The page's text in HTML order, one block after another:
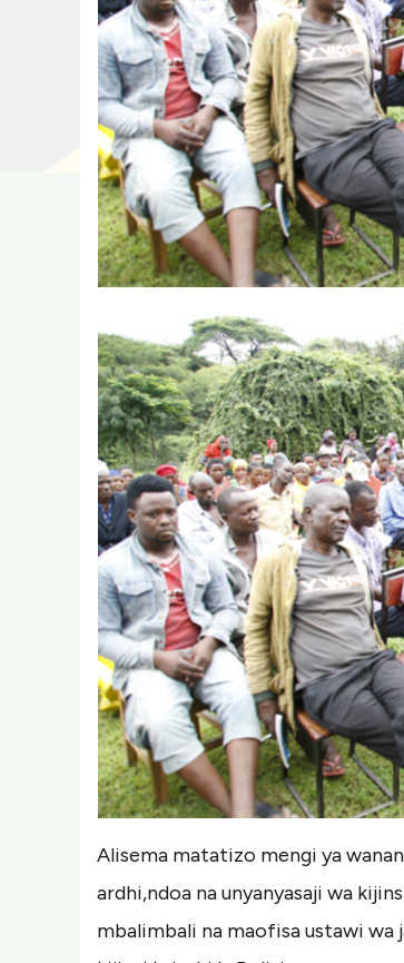
Alisema matatizo mengi ya
ardhi,ndoa na unyanyasaji wa
mbalimbali na maofisa ustawi wa